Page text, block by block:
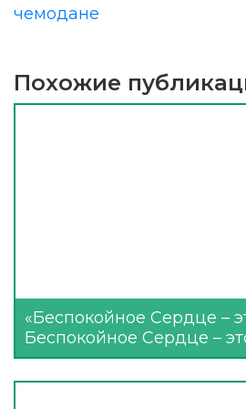
чемодане
Похожие
«Беспокойное Сердце –
Беспокойное Сердце –